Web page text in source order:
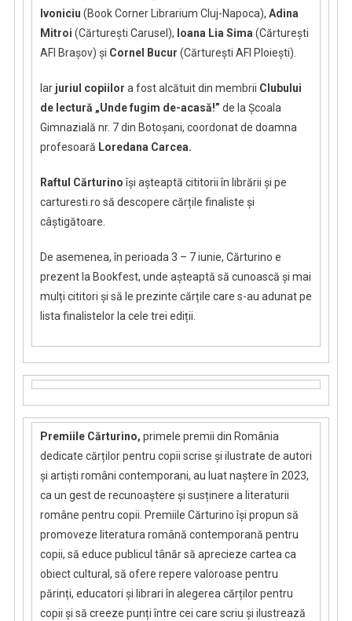
Ivoniciu (Book Corner Librarium Cluj-Napoca), Adina
Mitroi (Cărturești Carusel), Ioana Lia Sima(Cărturești
AFI Brașov) și Cornel Bucur (Cărturești AFI Ploiești).
Iar juriul copiilor a fost alcătuit din membrii Clubului
de lectură „Unde fugim de-acasă!” de la Școala
Gimnazială nr. 7 din Botoşani, coordonat de doamna
profesoară Loredana Carcea.
Raftul Cărturinoîși așteaptă cititorii în librării și pe
carturesti.ro să descopere cărțile finaliste și
câștigătoare.
De asemenea, în perioada 3 – 7 iunie, Cărturino e
prezent la Bookfest, unde așteaptă să cunoască și mai
mulți cititori și să le prezinte cărțile care s-au adunat pe
lista finalistelor la cele trei ediții.
Premiile Cărturino, primele premii din România
dedicate cărților pentru copii scrise și ilustrate de autori
și artiști români contemporani, au luat naștere în 2023,
ca un gest de recunoaștere și susținere a literaturii
române pentru copii. Premiile Cărturino își propun să
promoveze literatura română contemporană pentru
copii, să educe publicul tânăr să aprecieze cartea ca
obiect cultural, să ofere repere valoroase pentru
părinți, educatori și librari în alegerea cărților pentru
copii și să creeze punți între cei care scriu și ilustrează